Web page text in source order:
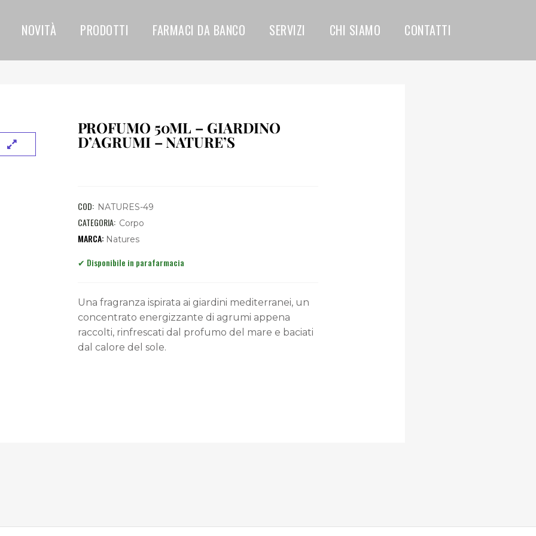
NOVITÀ PRODOTTI FARMACI DA BANCO SERVIZI CHI SIAMO CONTATTI
PROFUMO 50ML – GIARDINO
D’AGRUMI – NATURE’S
COD: NATURES-49
CATEGORIA: Corpo
Natures
Una fragranza ispirata ai giardini mediterranei, un
concentrato energizzante di agrumi appena
raccolti, rinfrescati dal profumo del mare e baciati
dal calore del sole.